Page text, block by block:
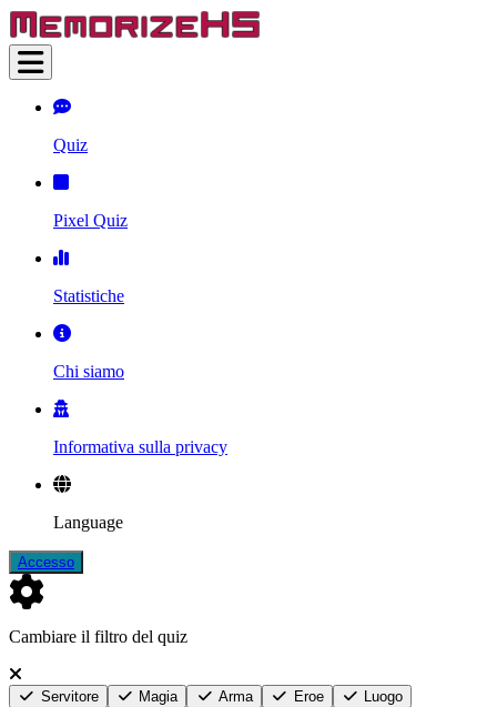
Quiz
Pixel Quiz
Statistiche
Chi siamo
Informativa sulla privacy
Language
Accesso
Cambiare il filtro del quiz
Servitore Magia Arma Eroe Luogo